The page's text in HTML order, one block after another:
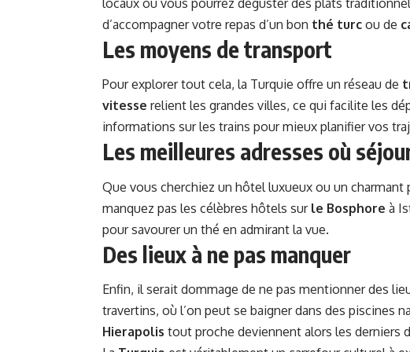
d’accompagner votre repas d’un bon thé turc ou de
Les moyens de transport
Pour explorer tout cela, la Turquie offre un réseau de
vitesse relient les grandes villes, ce qui facilite les
informations sur les trains pour mieux planifier vos
Les meilleures adresses où
Que vous cherchiez un hôtel luxueux ou un
manquez pas les célèbres hôtels sur le Bosphore à
pour savourer un thé en admirant la vue.
Des lieux à ne pas manquer
Enfin, il serait dommage de ne pas mentionner des
travertins, où l’on peut se baigner dans des piscines
Hierapolis tout proche deviennent alors les derniers